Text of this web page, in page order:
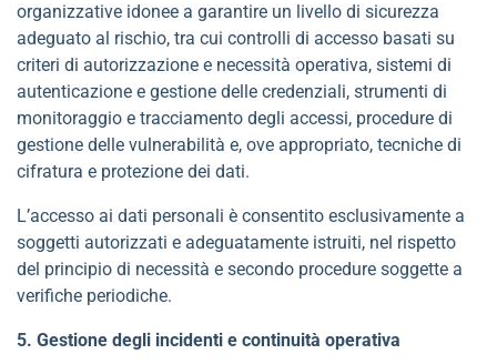
organizzative idonee a garantire un livello di sicurezza
adeguato al rischio, tra cui controlli di accesso basati su
criteri di autorizzazione e necessità operativa, sistemi di
autenticazione e gestione delle credenziali, strumenti di
monitoraggio e tracciamento degli accessi, procedure di
gestione delle vulnerabilità e, ove appropriato, tecniche di
cifratura e protezione dei dati.
L’accesso ai dati personali è consentito esclusivamente a
soggetti autorizzati e adeguatamente istruiti, nel rispetto
del principio di necessità e secondo procedure soggette a
verifiche periodiche.
5. Gestione degli incidenti e continuità operativa